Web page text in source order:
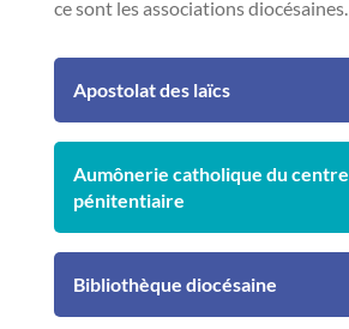
ce sont les associations diocésaines.
Apostolat des laïcs
Aumônerie catholique du centre
pénitentiaire
Bibliothèque diocésaine